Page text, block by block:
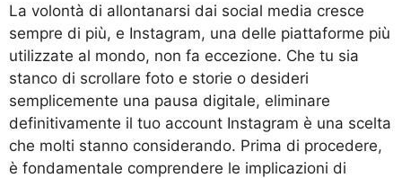
La volontà di allontanarsi dai social media cresce
sempre di più, e Instagram, una delle piattaforme più
utilizzate al mondo, non fa eccezione. Che tu sia
stanco di scrollare foto e storie o desideri
semplicemente una pausa digitale, eliminare
definitivamente il tuo account Instagram è una scelta
che molti stanno considerando. Prima di procedere,
è fondamentale comprendere le implicazioni di